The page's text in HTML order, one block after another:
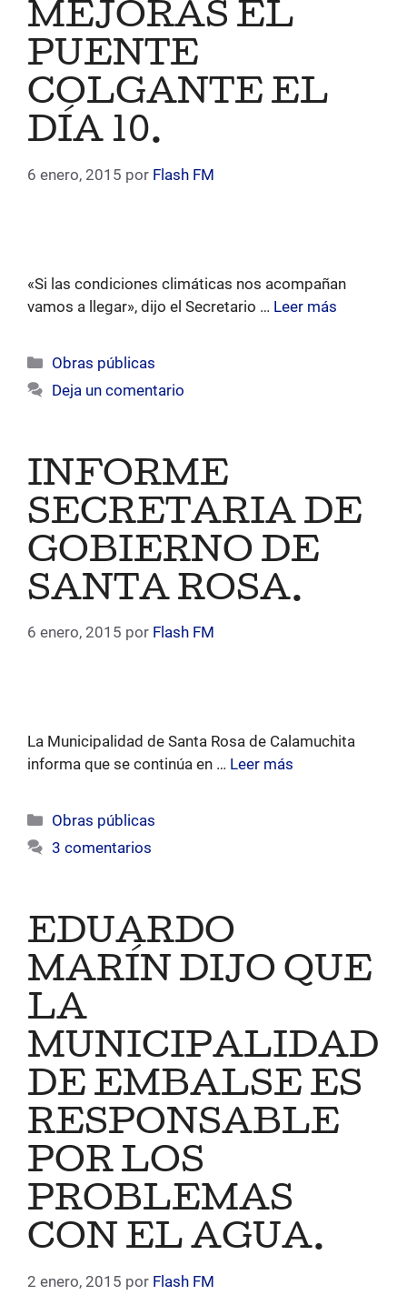
MEJORAS EL
PUENTE
COLGANTE EL
DÍA 10.
6 enero, 2015 por Flash FM
«Si las condiciones climáticas nos acompañan
vamos a llegar», dijo el Secretario … Leer más
Categorías
Obras públicas
Deja un comentario
INFORME
SECRETARIA DE
GOBIERNO DE
SANTA ROSA.
6 enero, 2015 por Flash FM
La Municipalidad de Santa Rosa de Calamuchita
informa que se continúa en … Leer más
Categorías
Obras públicas
3 comentarios
EDUARDO
MARÍN DIJO QUE
LA
MUNICIPALIDAD
DE EMBALSE ES
RESPONSABLE
POR LOS
PROBLEMAS
CON EL AGUA.
2 enero, 2015 por Flash FM